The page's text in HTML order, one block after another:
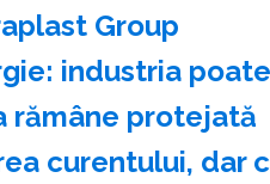
Group
industria
rămâne protejată
curentului, dar